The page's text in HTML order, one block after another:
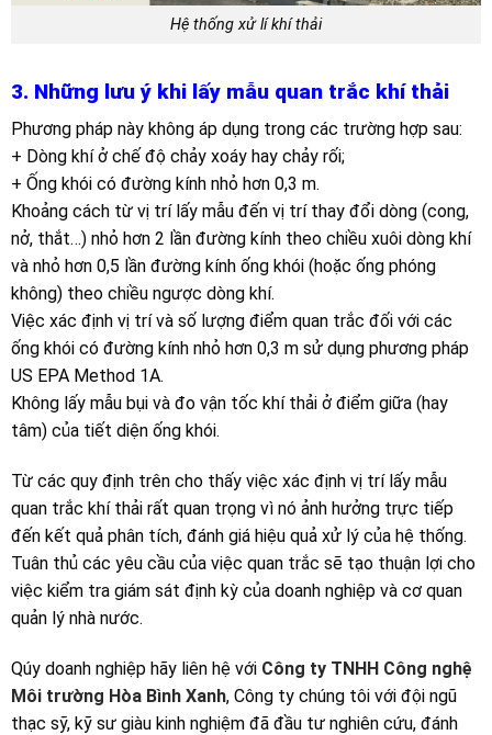
Hệ thống xử lí khí thải
3. Những lưu ý khi lấy mẫu quan trắc khí thải
Phương pháp này không áp dụng trong các trường hợp sau:
+ Dòng khí ở chế độ chảy xoáy hay chảy rối;
+ Ống khói có đường kính nhỏ hơn 0,3 m.
Khoảng cách từ vị trí lấy mẫu đến vị trí thay đổi dòng (cong,
nở, thắt…) nhỏ hơn 2 lần đường kính theo chiều xuôi dòng khí
và nhỏ hơn 0,5 lần đường kính ống khói (hoặc ống phóng
không) theo chiều ngược dòng khí.
Việc xác định vị trí và số lượng điểm quan trắc đối với các
ống khói có đường kính nhỏ hơn 0,3 m sử dụng phương pháp
US EPA Method 1A.
Không lấy mẫu bụi và đo vận tốc khí thải ở điểm giữa (hay
tâm) của tiết diện ống khói.
Từ các quy định trên cho thấy việc xác định vị trí lấy mẫu
quan trắc khí thải rất quan trọng vì nó ảnh hưởng trực tiếp
đến kết quả phân tích, đánh giá hiệu quả xử lý của hệ thống.
Tuân thủ các yêu cầu của việc quan trắc sẽ tạo thuận lợi cho
việc kiểm tra giám sát định kỳ của doanh nghiệp và cơ quan
quản lý nhà nước.
Qúy doanh nghiệp hãy liên hệ với Công ty TNHH Công nghệ
Môi trường Hòa Bình Xanh, Công ty chúng tôi với đội ngũ
thạc sỹ, kỹ sư giàu kinh nghiệm đã đầu tư nghiên cứu, đánh